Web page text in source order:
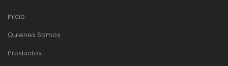
Inicio
Quienes Somos
Productos